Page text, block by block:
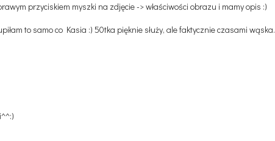
przyciskiem myszki na zdjęcie -> właściwości obrazu i mamy opis :)
to samo co Kasia :) 50tka pięknie służy, ale faktycznie czasami wąska.